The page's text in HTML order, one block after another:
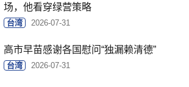
场，他看穿绿营策略
台湾 2026-07-31
高市早苗感谢各国慰问“独漏赖清德”
台湾 2026-07-31